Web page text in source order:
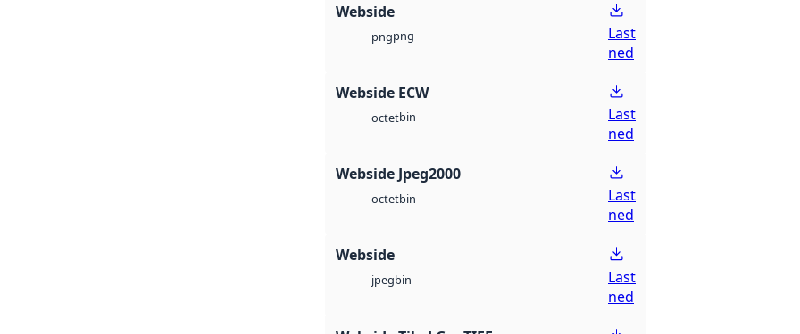
Webside
pngpng
Last
ned
Webside ECW
octetbin
Last
ned
Webside Jpeg2000
octetbin
Last
ned
Webside
jpegbin
Last
ned